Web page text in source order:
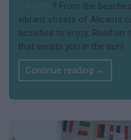
? From the
vibrant streets of Alicante
activities to enjoy. Read
that awaits you in the sun!
Continue reading →